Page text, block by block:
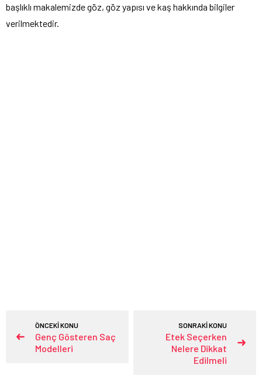
başlıklı makalemizde göz, göz yapısı ve kaş hakkında bilgiler
verilmektedir.
ÖNCEKİ KONU
Genç Gösteren Saç
Modelleri
SONRAKİ KONU
Etek Seçerken
Nelere Dikkat
Edilmeli